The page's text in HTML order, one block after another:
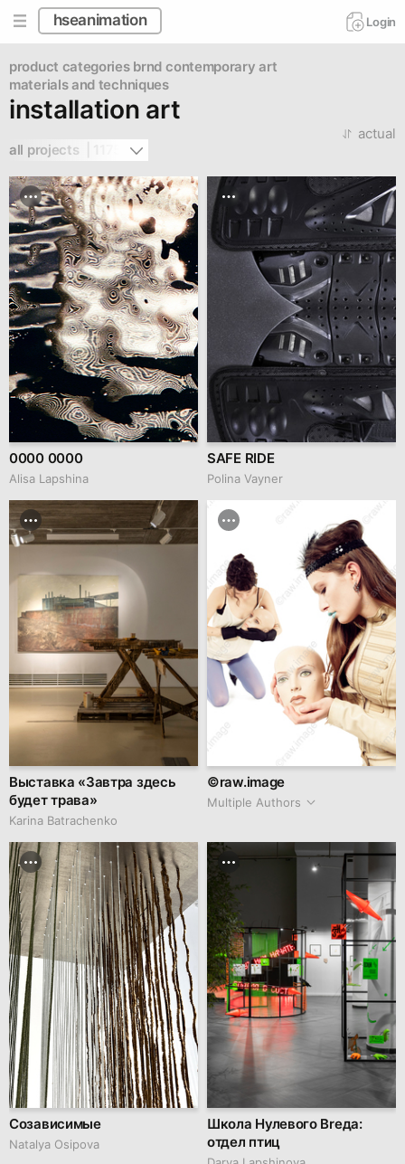
hseanimation Login
product categories brnd contemporary art
materials and techniques
installation art
all projects  | 1175
actual
0000 0000
Аlisa Lapshina
SAFE RIDE
Polina Vayner
Выставка «Завтра здесь
будет трава»
Karina Batrachenko
©raw.image
Multiple Authors
Созависимые
Natalya Osipova
Школа Нулевого Brеда:
отдел птиц